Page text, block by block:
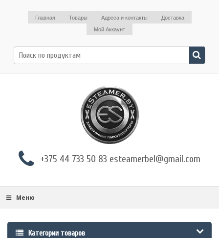
Главная Товары Адреса и контакты
Доставка
Мой Аккаунт
Поиск
по:
+375 44 733 50 83 esteamerbel@gmail.com
Меню
Категории товаров